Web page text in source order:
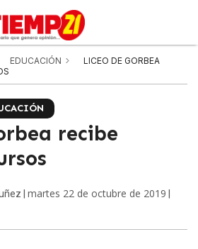
EDUCACIÓN
LICEO DE GORBEA
recibe
| martes 22 de octubre de 2019